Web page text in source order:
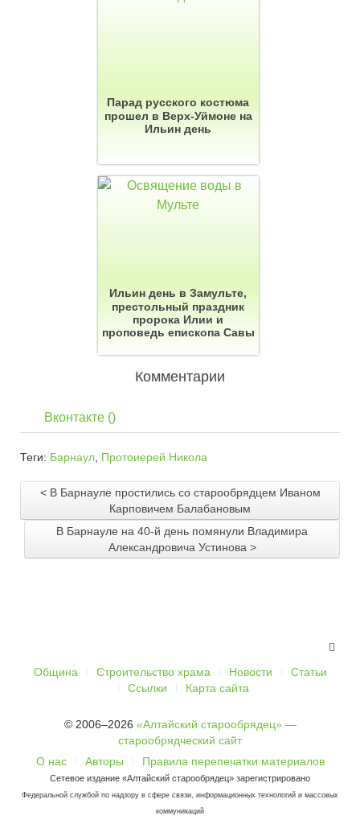
Парад русского костюма
прошел в Верх-Уймоне на
Ильин день
Ильин день в Замульте,
престольный праздник
пророка Илии и
проповедь епископа Савы
Комментарии
Вконтакте ()
Теги: Барнаул, Протоиерей Никола
< В Барнауле простились со старообрядцем Иваном
Карповичем Балабановым
В Барнауле на 40-й день помянули Владимира
Александровича Устинова >
Община Строительство храма Новости
Статьи
Ссылки
Карта сайта
© 2006–2026 «Алтайский старообрядец» —
старообрядческий сайт
О нас
Авторы Правила перепечатки материалов
Сетевое издание «Алтайский старообрядец» зарегистрировано
Федеральной службой по надзору в сфере связи, информационных технологий и массовых
коммуникаций